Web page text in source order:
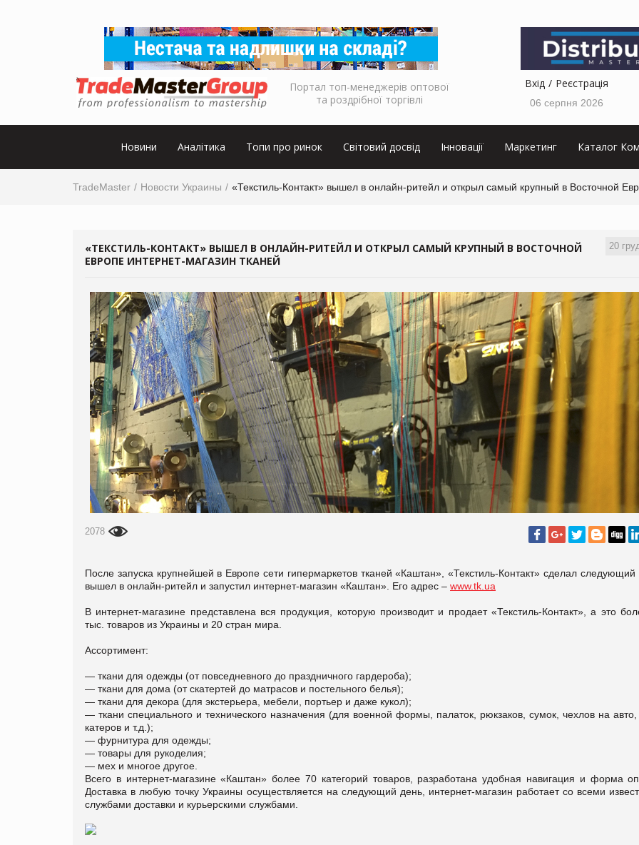
Портал топ-менеджерів оптової
та роздрібної торгівлі
Вхід Реєстрація
06 серпня 2026
Новини Аналітика Топи про ринок Світовий досвід Інновації Маркетинг Каталог
TradeMaster Новости Украины «Текстиль-Контакт» вышел в онлайн-ритейл и открыл самый крупный в Восточной
20
«ТЕКСТИЛЬ-КОНТАКТ» ВЫШЕЛ В ОНЛАЙН-РИТЕЙЛ И ОТКРЫЛ САМЫЙ КРУПНЫЙ В ВОСТОЧНОЙ
ЕВРОПЕ ИНТЕРНЕТ-МАГАЗИН ТКАНЕЙ
2078
После запуска крупнейшей в Европе сети гипермаркетов тканей «Каштан», «Текстиль-Контакт» сделал следующий
вышел в онлайн-ритейл и запустил интернет-магазин «Каштан». Его адрес – www.tk.ua
В интернет-магазине представлена вся продукция, которую производит и продает «Текстиль-Контакт», а это
тыс. товаров из Украины и 20 стран мира.
Ассортимент:
— ткани для одежды (от повседневного до праздничного гардероба);
— ткани для дома (от скатертей до матрасов и постельного белья);
— ткани для декора (для экстерьера, мебели, портьер и даже кукол);
— ткани специального и технического назначения (для военной формы, палаток, рюкзаков, сумок, чехлов на авто,
катеров и т.д.);
— фурнитура для одежды;
— товары для рукоделия;
— мех и многое другое.
Всего в интернет-магазине «Каштан» более 70 категорий товаров, разработана удобная навигация и форма
Доставка в любую точку Украины осуществляется на следующий день, интернет-магазин работает со всеми
службами доставки и курьерскими службами.